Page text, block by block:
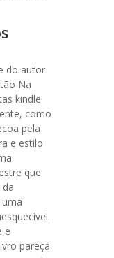
do autor
Na
kindle
como
pela
e estilo
que
e
pareça